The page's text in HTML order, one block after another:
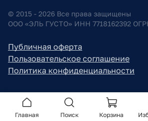
© 2015 - 2026 Все права защищены
ООО «ЭЛЬ ГУСТО» ИНН 7718162392
Публичная оферта
Пользовательское соглашение
Политика конфиденциальности
Главная Поиск Корзина